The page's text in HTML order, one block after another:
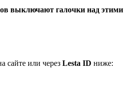
выключают галочки над этими
сайте или через Lesta ID ниже: